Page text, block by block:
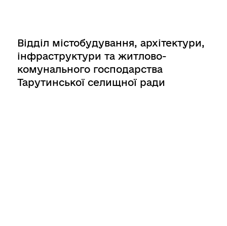
Відділ містобудування, архітектури,
інфраструктури та житлово-
комунального господарства
Тарутинської селищної ради